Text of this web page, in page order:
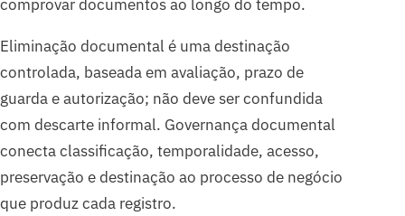
comprovar documentos ao longo do tempo.
Eliminação documental é uma destinação
controlada, baseada em avaliação, prazo de
guarda e autorização; não deve ser confundida
com descarte informal. Governança documental
conecta classificação, temporalidade, acesso,
preservação e destinação ao processo de negócio
que produz cada registro.